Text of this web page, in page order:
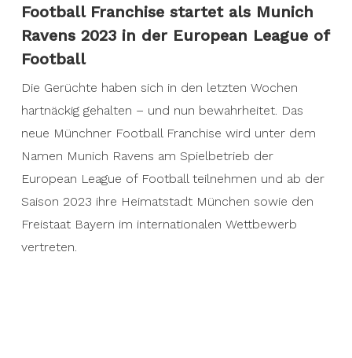
Football Franchise startet als Munich
Ravens 2023 in der European League of
Football
Die Gerüchte haben sich in den letzten Wochen
hartnäckig gehalten – und nun bewahrheitet. Das
neue Münchner Football Franchise wird unter dem
Namen Munich Ravens am Spielbetrieb der
European League of Football teilnehmen und ab der
Saison 2023 ihre Heimatstadt München sowie den
Freistaat Bayern im internationalen Wettbewerb
vertreten.